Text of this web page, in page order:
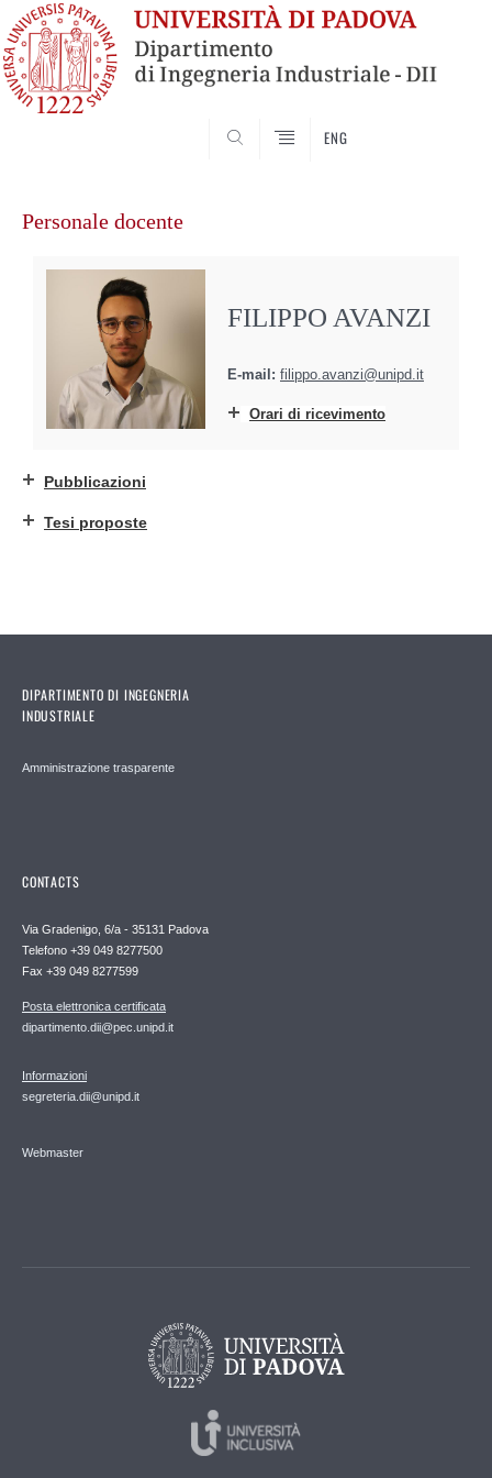
ENG
contenuto
Personale docente
FILIPPO AVANZI
E-mail: filippo.avanzi@unipd.it
Orari di ricevimento
Pubblicazioni
Tesi proposte
DIPARTIMENTO DI INGEGNERIA
INDUSTRIALE
Amministrazione trasparente
CONTACTS
Via Gradenigo, 6/a - 35131 Padova
Telefono +39 049 8277500
Fax +39 049 8277599
Posta elettronica certificata
dipartimento.dii@pec.unipd.it
Informazioni
segreteria.dii@unipd.it
Webmaster